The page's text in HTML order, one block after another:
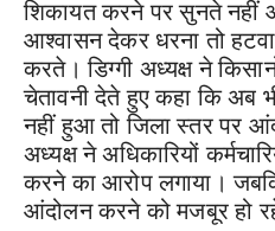
शिकायत करने पर सुनते नहीं
आश्वासन देकर धरना तो
करते। डिग्गी अध्यक्ष ने
चेतावनी देते हुए कहा कि अब
नहीं हुआ तो जिला स्तर पर
अध्यक्ष ने अधिकारियों
करने का आरोप लगाया।
आंदोलन करने को मजबूर हो